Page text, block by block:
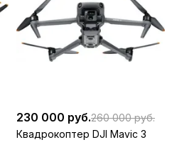
230 000 руб.260 000 руб.
Квадрокоптер DJI Mavic 3